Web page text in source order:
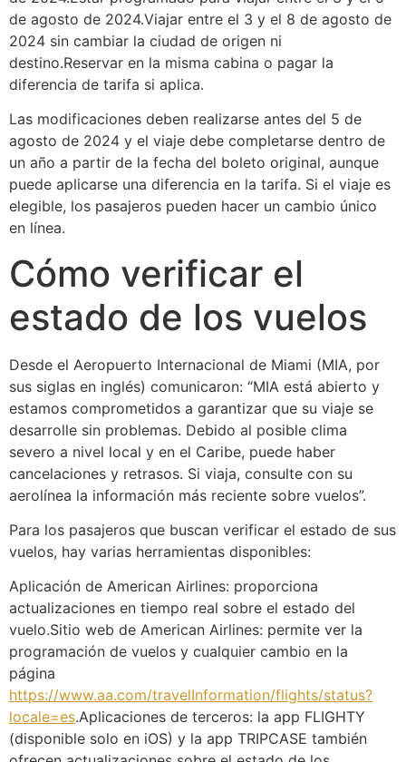
de agosto de 2024.Viajar entre el 3 y el 8 de agosto de
2024 sin cambiar la ciudad de origen ni
destino.Reservar en la misma cabina o pagar la
diferencia de tarifa si aplica.
Las modificaciones deben realizarse antes del 5 de
agosto de 2024 y el viaje debe completarse dentro de
un año a partir de la fecha del boleto original, aunque
puede aplicarse una diferencia en la tarifa. Si el viaje es
elegible, los pasajeros pueden hacer un cambio único
en línea.
Cómo verificar el
estado de los vuelos
Desde el Aeropuerto Internacional de Miami (MIA, por
sus siglas en inglés) comunicaron: “MIA está abierto y
estamos comprometidos a garantizar que su viaje se
desarrolle sin problemas. Debido al posible clima
severo a nivel local y en el Caribe, puede haber
cancelaciones y retrasos. Si viaja, consulte con su
aerolínea la información más reciente sobre vuelos”.
Para los pasajeros que buscan verificar el estado de sus
vuelos, hay varias herramientas disponibles:
Aplicación de American Airlines: proporciona
actualizaciones en tiempo real sobre el estado del
vuelo.Sitio web de American Airlines: permite ver la
programación de vuelos y cualquier cambio en la
página
https://www.aa.com/travelInformation/flights/status?
locale=es.Aplicaciones de terceros: la app FLIGHTY
(disponible solo en iOS) y la app TRIPCASE también